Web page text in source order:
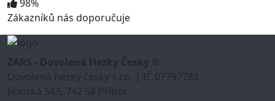
98%
Zákazníků nás doporučuje
ZARS - Dovolená Hezky Česky ®
Dovolená hezky česky s.r.o. | IČ 07797788
Jičínská 543, 742 58 Příbor